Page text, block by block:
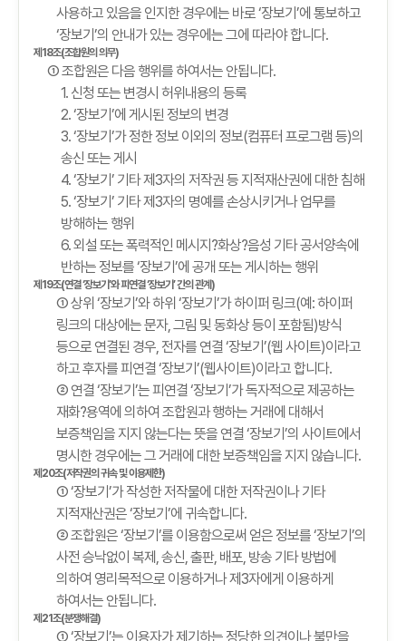
사용하고 있음을 인지한 경우에는 바로 ‘장보기’에 통보하고
‘장보기’의 안내가 있는 경우에는 그에 따라야 합니다.
제18조(조합원의 의무)
① 조합원은 다음 행위를 하여서는 안됩니다.
1. 신청 또는 변경시 허위내용의 등록
2. ‘장보기’에 게시된 정보의 변경
3. ‘장보기’가 정한 정보 이외의 정보(컴퓨터 프로그램 등)의
송신 또는 게시
4. ‘장보기’ 기타 제3자의 저작권 등 지적재산권에 대한 침해
5. ‘장보기’ 기타 제3자의 명예를 손상시키거나 업무를
방해하는 행위
6. 외설 또는 폭력적인 메시지?화상?음성 기타 공서양속에
반하는 정보를 ‘장보기’에 공개 또는 게시하는 행위
제19조(연결 ‘장보기’와 피연결 ‘장보기’ 간의 관계)
① 상위 ‘장보기’와 하위 ‘장보기’가 하이퍼 링크(예: 하이퍼
링크의 대상에는 문자, 그림 및 동화상 등이 포함됨)방식
등으로 연결된 경우, 전자를 연결 ‘장보기’(웹 사이트)이라고
하고 후자를 피연결 ‘장보기’(웹사이트)이라고 합니다.
② 연결 ‘장보기’는 피연결 ‘장보기’가 독자적으로 제공하는
재화?용역에 의하여 조합원과 행하는 거래에 대해서
보증책임을 지지 않는다는 뜻을 연결 ‘장보기’의 사이트에서
명시한 경우에는 그 거래에 대한 보증책임을 지지 않습니다.
제20조(저작권의 귀속 및 이용제한)
① ‘장보기’가 작성한 저작물에 대한 저작권이나 기타
지적재산권은 ‘장보기’에 귀속합니다.
② 조합원은 ‘장보기’를 이용함으로써 얻은 정보를 ‘장보기’의
사전 승낙없이 복제, 송신, 출판, 배포, 방송 기타 방법에
의하여 영리목적으로 이용하거나 제3자에게 이용하게
하여서는 안됩니다.
제21조(분쟁해결)
① ‘장보기’는 이용자가 제기하는 정당한 의견이나 불만을